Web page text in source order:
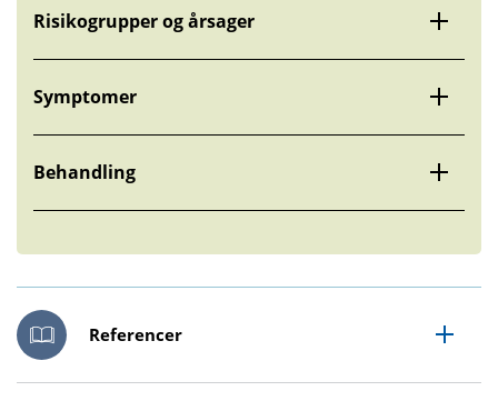
Risikogrupper og årsager
Symptomer
Behandling
Referencer